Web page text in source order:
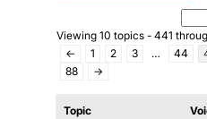
Viewing 10 topics - 441
←
1 2 3 … 44
88
→
Topic